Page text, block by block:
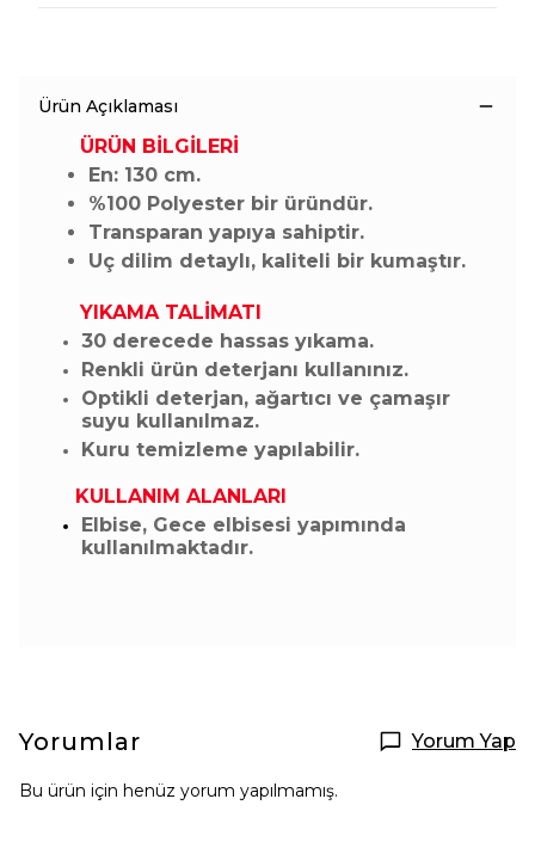
Ürün Açıklaması
ÜRÜN BİLGİLERİ
En: 130 cm.
%100 Polyester bir üründür.
Transparan yapıya sahiptir.
Uç dilim detaylı, kaliteli bir kumaştır.
YIKAMA TALİMATI
30 derecede hassas yıkama.
Renkli ürün deterjanı kullanınız.
Optikli deterjan, ağartıcı ve çamaşır
suyu kullanılmaz.
Kuru temizleme yapılabilir.
KULLANIM ALANLARI
Elbise, Gece elbisesi yapımında
kullanılmaktadır.
Yorumlar Yorum Yap
Bu ürün için henüz yorum yapılmamış.